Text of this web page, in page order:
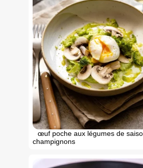
œuf poche aux légumes de
champignons